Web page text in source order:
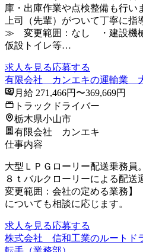
庫・出庫作業や点検整備も行
上司（先輩）がついて丁寧
≫ 変更範囲：なし ・建設機械
仮設トイレ等…
求人を見る応募する
有限会社 カンエキの運輸業
月給 271,466円〜369,669円
トラックドライバー
栃木県小山市
有限会社 カンエキ
仕事内容
大型ＬＰＧローリー配送乗務
８ｔバルクローリーによる配
変更範囲：会社の定める業
についても相談に応じます。
求人を見る応募する
株式会社 信和工業のルートド